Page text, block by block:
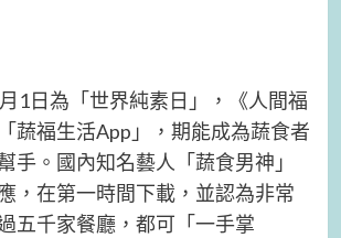
月1日為「世界純素日」，《人間福
蔬福生活App」，期能成為蔬食者
手。國內知名藝人「蔬食男神」
，在第一時間下載，並認為非常
五千家餐廳，都可「一手掌